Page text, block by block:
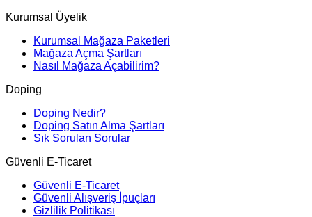
Kurumsal Üyelik
Kurumsal Mağaza Paketleri
Mağaza Açma Şartları
Nasıl Mağaza Açabilirim?
Doping
Doping Nedir?
Doping Satın Alma Şartları
Sık Sorulan Sorular
Güvenli E-Ticaret
Güvenli E-Ticaret
Güvenli Alışveriş İpuçları
Gizlilik Politikası